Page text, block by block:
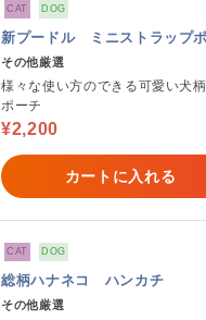
CAT DOG
新プードル ミニストラップ
その他厳選
様々な使い方のできる可愛い犬
ポーチ
¥2,200
カートに入れる
CAT DOG
総柄ハナネコ ハンカチ
その他厳選